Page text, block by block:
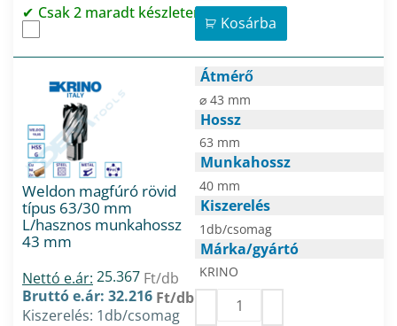
Csak 2 maradt készleten
Kosárba
Weldon magfúró rövid
típus 63/30 mm
L/hasznos munkahossz
43 mm
Nettó e.ár: 25.367 Ft/db
Bruttó e.ár: 32.216 Ft/db
Kiszerelés: 1db/csomag
Átmérő
⌀ 43 mm
Hossz
63 mm
Munkahossz
40 mm
Kiszerelés
1db/csomag
Márka/gyártó
KRINO